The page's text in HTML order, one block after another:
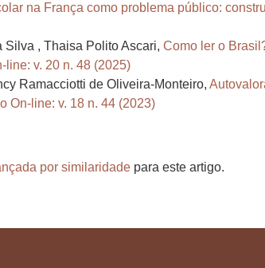
na França como problema público:
Silva , Thaisa Polito Ascari, Como ler o
line: v. 20 n. 48 (2025)
Ramacciotti de Oliveira-Monteiro,
On-line: v. 18 n. 44 (2023)
por similaridade para este artigo.